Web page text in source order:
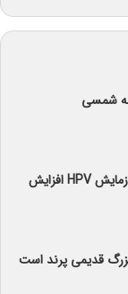
شمسی
چرا میزان تست پاپ اسمیر و آزمایش HPV افزایش
بزرگ قدیمی پرند است